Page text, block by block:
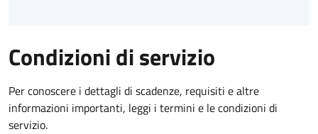
Condizioni di servizio
Per conoscere i dettagli di scadenze, requisiti e altre
informazioni importanti, leggi i termini e le condizioni di
servizio.